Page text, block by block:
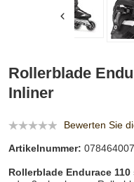
Rollerblade
Inliner
Bewerten Sie
Artikelnummer:
Rollerblade Endurace